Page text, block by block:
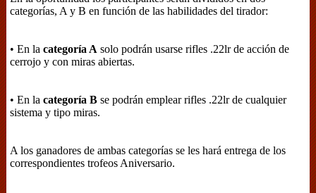
categorías, A y B en función de las habilidades del tirador:
• En la categoría A solo podrán usarse rifles .22lr de acción de
cerrojo y con miras abiertas.
• En la categoría B se podrán emplear rifles .22lr de cualquier
sistema y tipo miras.
A los ganadores de ambas categorías se les hará entrega de los
correspondientes trofeos Aniversario.